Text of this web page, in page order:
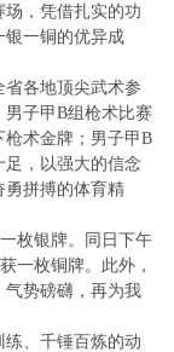
场，凭借扎实的功
银一铜的优异成
各地顶尖武术参
子甲B组枪术比赛
术金牌；男子甲B
，以强大的信念
勇拼搏的体育精
枚银牌。同日下午
一枚铜牌。此外，
气势磅礴，再为我
、千锤百炼的动